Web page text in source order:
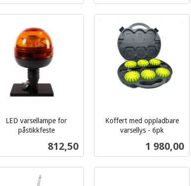
Kjøp
LED varsellampe for
påstikkfeste
Pris
812,50
Kjøp
Koffert med oppladbare
varsellys - 6pk
Pris
1 980,00